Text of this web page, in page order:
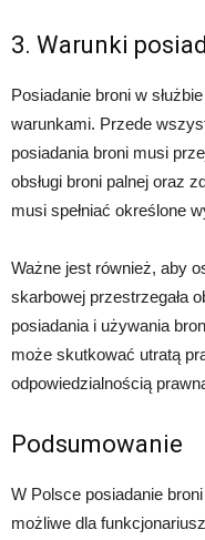
3. Warunki
Posiadanie broni w
warunkami. Przede
posiadania broni musi
obsługi broni palnej oraz
musi spełniać określone
Ważne jest również, aby
skarbowej przestrzegała
posiadania i używania
może skutkować utratą
odpowiedzialnością
Podsumowanie
W Polsce posiadanie
możliwe dla